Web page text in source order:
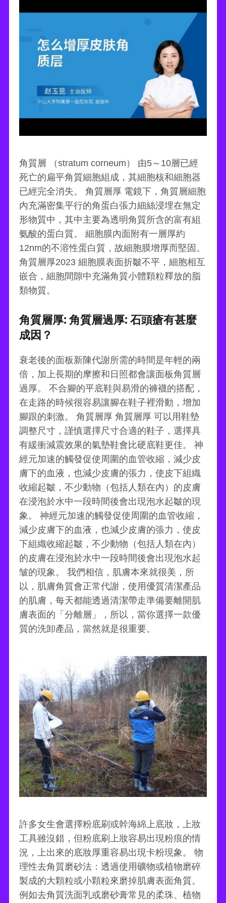
角質層 （stratum corneum） 由5～10層已經
死亡的扁平角質細胞組成，其細胞核和細胞器
已經完全消失。 角質層厚 電鏡下，角質層細胞
內充滿密集平行的角蛋白張力細絲浸埋在無定
形物質中，其中主要為透明角質所含的富有組
氨酸的蛋白質。 細胞膜內面附有一層厚約
12nm的不溶性蛋白質，故細胞膜增厚而堅固。
角質層厚2023 細胞膜表面折皺不平，細胞相互
嵌合，細胞間隙中充滿角質小體顆粒釋放的脂
類物質。
角質層厚: 角質層過厚: 石頭瘡有甚麼
成因？
衰老後的面板新陳代謝所需的時間是年輕的兩
倍，加上長期的摩擦和日照都會讓面板角質層
過厚。 不合腳的平底鞋與易滑的褲襪的搭配，
在走路的時候很容易讓腳在鞋子裡滑動，增加
腳跟的刺激。 角質層厚 角質層厚 可以用鞋墊
調整尺寸，謹慎選擇尺寸合適的鞋子，選擇具
有緩衝減震效果的氣墊鞋會比硬底鞋更佳。 神
經元加速的觸發促使周圍的血管收縮，減少皮
膚下的血液，也減少皮膚的張力，使皮下組織
收縮起皺，不少動物（包括人類在內）的皮膚
在浸泡於水中一段時間後會出現泡水起皺的現
象。 神經元加速的觸發促使周圍的血管收縮，
減少皮膚下的血液，也減少皮膚的張力，使皮
下組織收縮起皺，不少動物（包括人類在內）
的皮膚在浸泡於水中一段時間後會出現泡水起
皱的現象。 我們相信，肌膚本來就很美，所
以，肌膚角質會正常代謝，使用優質清潔產品
的肌膚，每天都能透過清潔帶走準備要離開肌
膚表面的「分離層」，所以，當你選擇一款優
質的洗卸產品，當然就是很重要。
許多女生會選擇粉底刷或幹海綿上底妝，上妝
工具雖沒錯，但粉底刷上妝容易出現粉痕的情
況，上出來的底妝厚重容易出現卡粉現象。 物
理性去角質磨砂法：透過使用礦物或植物磨碎
製成的大顆粒或小顆粒來磨掉肌膚表面角質。
例如去角質洗面乳或磨砂膏常見的柔珠、植物